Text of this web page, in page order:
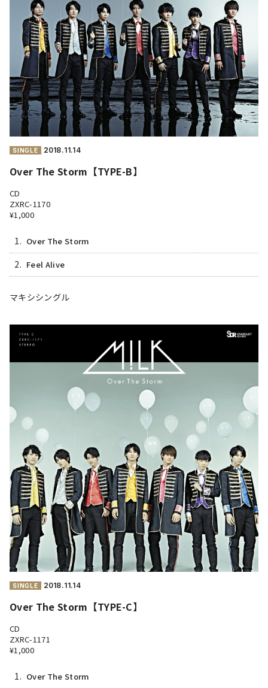
SINGLE 2018.11.14
Over The Storm【TYPE-B】
CD
ZXRC-1170
¥1,000
1. Over The Storm
2. Feel Alive
マキシシングル
SINGLE 2018.11.14
Over The Storm【TYPE-C】
CD
ZXRC-1171
¥1,000
1. Over The Storm